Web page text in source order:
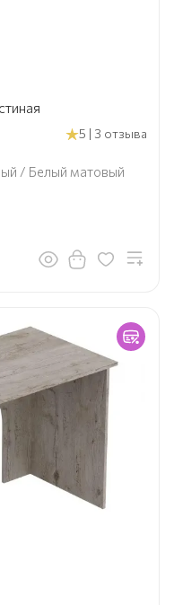
5 | 3 отзыва
/ Белый матовый